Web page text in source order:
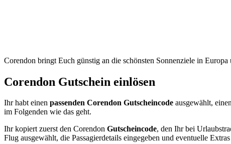
Corendon bringt Euch günstig an die schönsten Sonnenziele in
Corendon Gutschein einlösen
Ihr habt einen passenden Corendon Gutscheincode ausgewählt,
im Folgenden wie das geht.
Ihr kopiert zuerst den Corendon Gutscheincode, den Ihr bei
Flug ausgewählt, die Passagierdetails eingegeben und eventuelle